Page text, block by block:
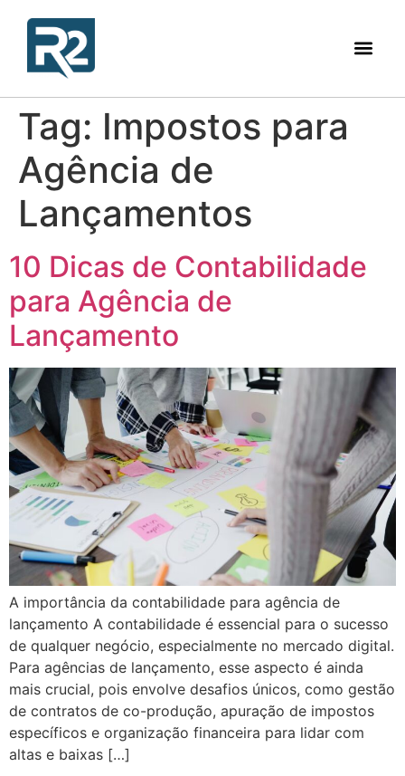
Tag: Impostos para
Agência de
Lançamentos
10 Dicas de Contabilidade
para Agência de
Lançamento
A importância da contabilidade para agência de
lançamento A contabilidade é essencial para o sucesso
de qualquer negócio, especialmente no mercado digital.
Para agências de lançamento, esse aspecto é ainda
mais crucial, pois envolve desafios únicos, como gestão
de contratos de co-produção, apuração de impostos
específicos e organização financeira para lidar com
altas e baixas […]